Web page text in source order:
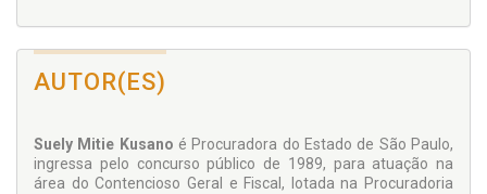
AUTOR(ES)
Suely Mitie Kusano é Procuradora do Estado de São Paulo,
ingressa pelo concurso público de 1989, para atuação na
área do Contencioso Geral e Fiscal, lotada na Procuradoria